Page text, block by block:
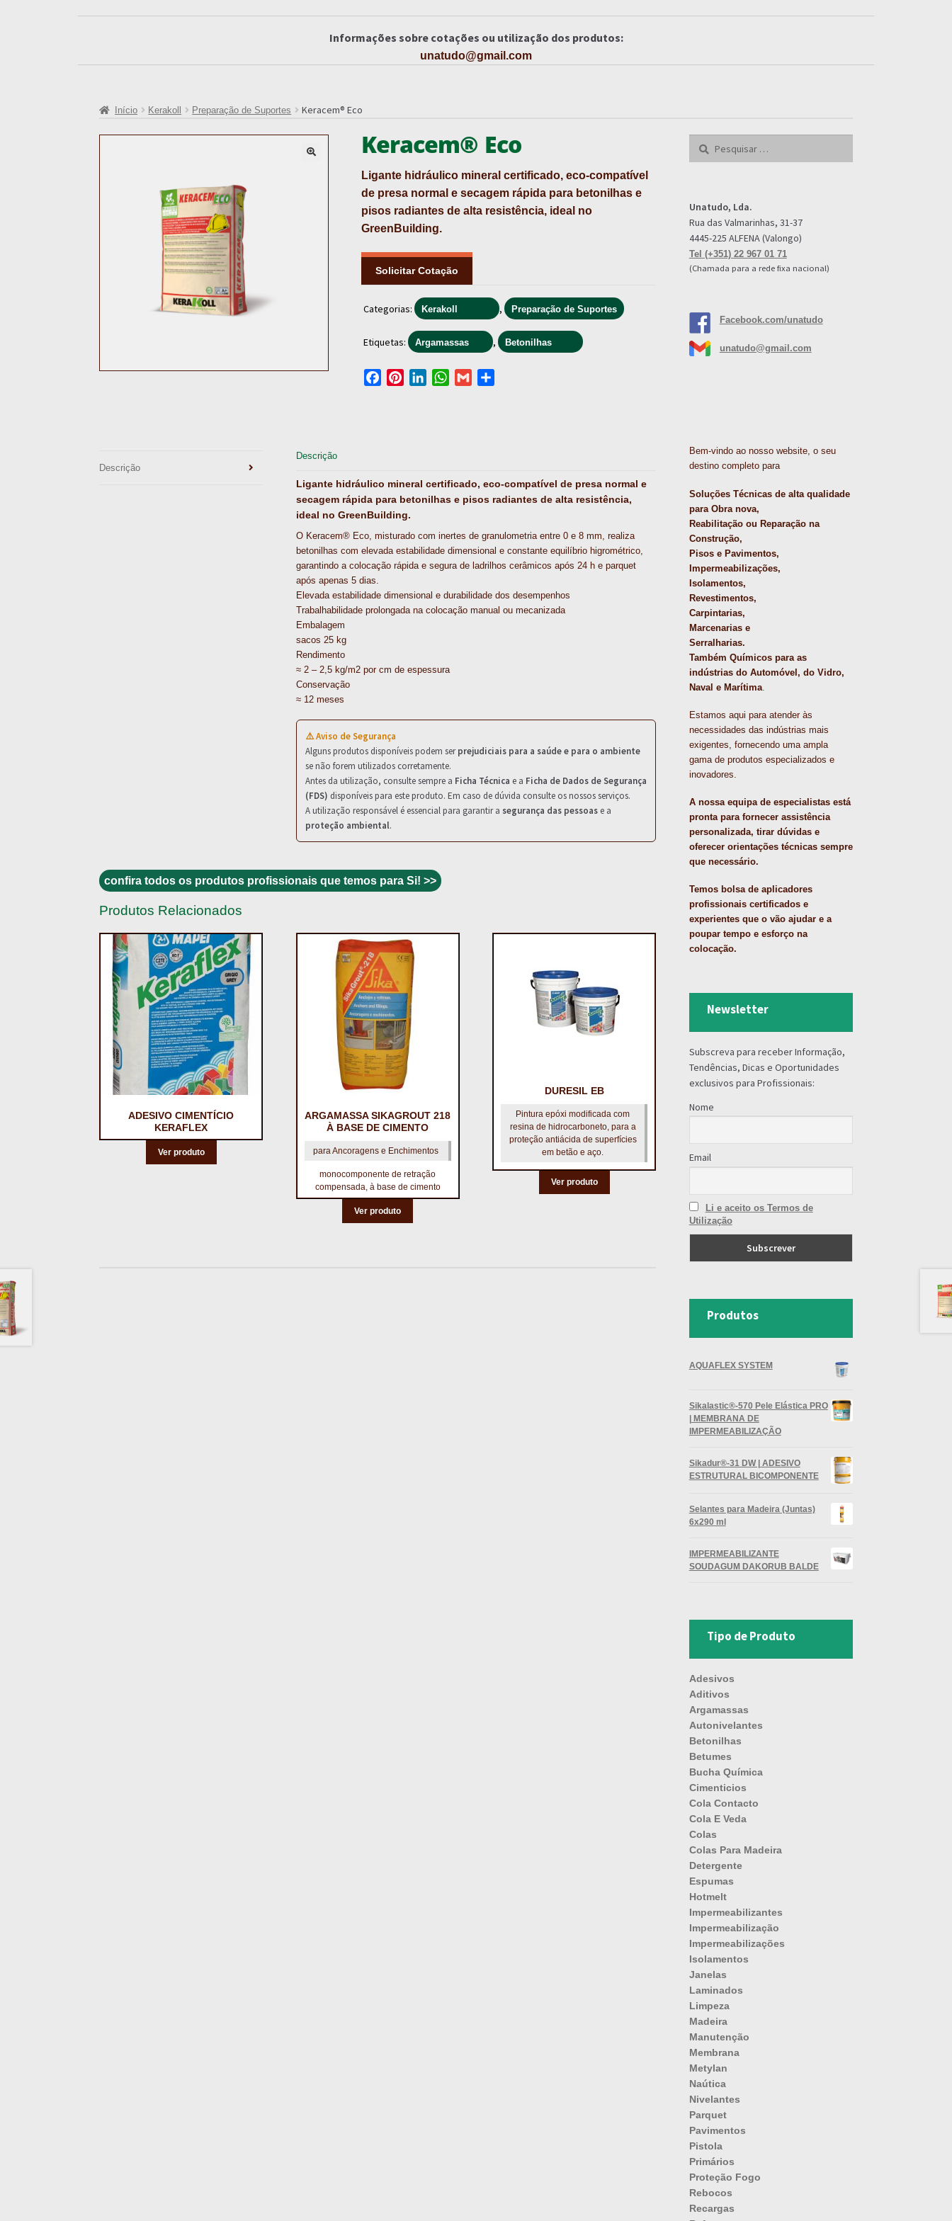
Informações sobre cotações ou utilização dos produtos:
unatudo@gmail.com
Início Kerakoll Preparação de Suportes Keracem® Eco
Keracem® Eco
Ligante hidráulico mineral certificado, eco‑compatível
de presa normal e secagem rápida para betonilhas e
pisos radiantes de alta resistência, ideal no
GreenBuilding.
Solicitar Cotação
Categorias: Kerakoll , Preparação de Suportes
Etiquetas: Argamassas , Betonilhas
k
s
t
n
W
p
p
Descrição
Descrição
Ligante hidráulico mineral certificado, eco‑compatível de presa normal e
secagem rápida para betonilhas e pisos radiantes de alta resistência,
ideal no GreenBuilding.
O Keracem® Eco, misturado com inertes de granulometria entre 0 e 8 mm, realiza
betonilhas com elevada estabilidade dimensional e constante equilíbrio higrométrico,
garantindo a colocação rápida e segura de ladrilhos cerâmicos após 24 h e parquet
após apenas 5 dias.
Elevada estabilidade dimensional e durabilidade dos desempenhos
Trabalhabilidade prolongada na colocação manual ou mecanizada
Embalagem
sacos 25 kg
Rendimento
≈ 2 – 2,5 kg/m2 por cm de espessura
Conservação
≈ 12 meses
⚠️ Aviso de Segurança
Alguns produtos disponíveis podem serprejudiciais para a saúde e para o ambiente
se não forem utilizados corretamente.
Antes da utilização, consulte sempre a Ficha Técnica e a Ficha de Dados de Segurança
(FDS) disponíveis para este produto. Em caso de dúvida consulte os nossos serviços.
A utilização responsável é essencial para garantir a segurança das pessoase a
proteção ambiental.
confira todos os produtos profissionais que temos para Si! >>
Produtos Relacionados
ADESIVO CIMENTÍCIO
KERAFLEX
Ver produto
ARGAMASSA SIKAGROUT 218
À BASE DE CIMENTO
para Ancoragens e Enchimentos
monocomponente de retração
compensada, à base de cimento
Ver produto
DURESIL EB
Pintura epóxi modificada com
resina de hidrocarboneto, para a
proteção antiácida de superfícies
em betão e aço.
Ver produto
Pesquisar
Unatudo, Lda.
Rua das Valmarinhas, 31-37
4445-225 ALFENA (Valongo)
Tel (+351) 22 967 01 71
(Chamada para a rede fixa nacional)
Facebook.com/unatudo
unatudo@gmail.com
Bem-vindo ao nosso website, o seu
destino completo para
Soluções Técnicas de alta qualidade
para Obra nova,
Reabilitação ou Reparação na
Construção,
Pisos e Pavimentos,
Impermeabilizações,
Isolamentos,
Revestimentos,
Carpintarias,
Marcenarias e
Serralharias.
Também Químicos para as
indústrias do Automóvel, do Vidro,
Naval e Marítima.
Estamos aqui para atender às
necessidades das indústrias mais
exigentes, fornecendo uma ampla
gama de produtos especializados e
inovadores.
A nossa equipa de especialistas está
pronta para fornecer assistência
personalizada, tirar dúvidas e
oferecer orientações técnicas sempre
que necessário.
Temos bolsa de aplicadores
profissionais certificados e
experientes que o vão ajudar e a
poupar tempo e esforço na
colocação.
Newsletter
Subscreva para receber Informação,
Tendências, Dicas e Oportunidades
exclusivos para Profissionais:
Nome
Email
Li e aceito os Termos de
Utilização
Produtos
AQUAFLEX SYSTEM
Sikalastic®-570 Pele Elástica PRO
| MEMBRANA DE
IMPERMEABILIZAÇÃO
Sikadur®-31 DW | ADESIVO
ESTRUTURAL BICOMPONENTE
Selantes para Madeira (Juntas)
6x290 ml
IMPERMEABILIZANTE
SOUDAGUM DAKORUB BALDE
Tipo de Produto
Adesivos
Aditivos
Argamassas
Autonivelantes
Betonilhas
Betumes
Bucha Química
Cimenticios
Cola Contacto
Cola E Veda
Colas
Colas Para Madeira
Detergente
Espumas
Hotmelt
Impermeabilizantes
Impermeabilização
Impermeabilizações
Isolamentos
Janelas
Laminados
Limpeza
Madeira
Manutenção
Membrana
Metylan
Naútica
Nivelantes
Parquet
Pavimentos
Pistola
Primários
Proteção Fogo
Rebocos
Recargas